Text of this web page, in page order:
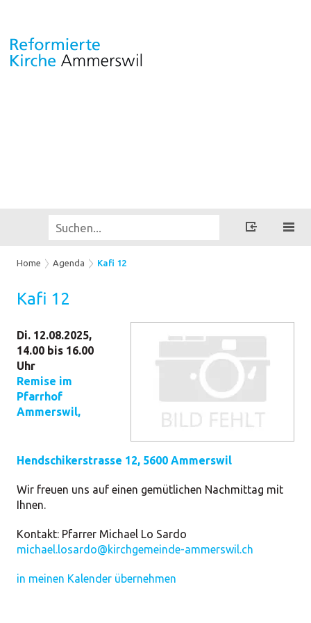
Home Agenda Kafi 12
Kafi 12
Di. 12.08.2025,
14.00 bis 16.00
Uhr
Remise im
Pfarrhof
Ammerswil,
Hendschikerstrasse 12, 5600 Ammerswil
Wir freuen uns auf einen gemütlichen Nachmittag mit
Ihnen.
Kontakt: Pfarrer Michael Lo Sardo
michael.losardo@kirchgemeinde-ammerswil.ch
in meinen Kalender übernehmen